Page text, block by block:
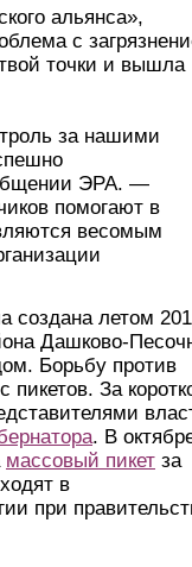
альянса»,
с
точки и вышла
за нашими
ЭРА. —
помогают в
весомым
летом
Дашково-
Борьбу против
За
. В
массовый пикет за
в
при